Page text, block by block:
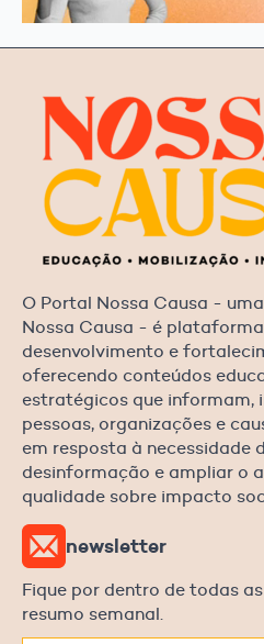
O Portal Nossa Causa -
Nossa Causa - é
desenvolvimento e
oferecendo conteúdos
estratégicos que informam,
pessoas, organizações e
em resposta à necessidade
desinformação e ampliar o
qualidade sobre impacto
newsletter
Fique por dentro de todas
resumo semanal.